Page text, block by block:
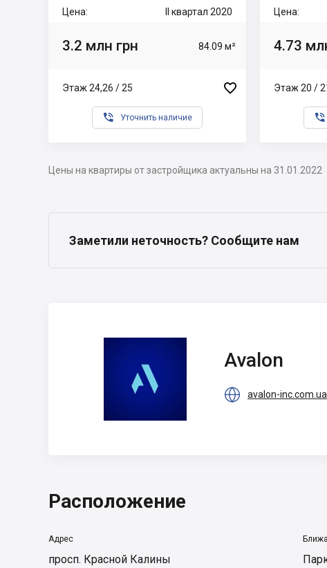
Цена: II квартал 2020
3.2 млн грн 84.09 м²
Этаж 24,26 / 25 
 Уточнить наличие
Цена:
4.73
Этаж 20 /

Цены на квартиры от застройщика актуальны на 31.01.2022
Заметили неточность? Сообщите нам
Avalon
 avalon-inc.com.ua
Расположение
Адрес
просп. Красной Калины